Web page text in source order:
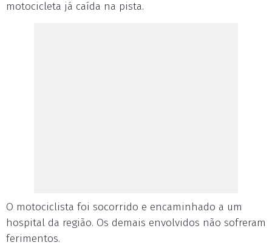
motocicleta já caída na pista.
O motociclista foi socorrido e encaminhado a um
hospital da região. Os demais envolvidos não sofreram
ferimentos.